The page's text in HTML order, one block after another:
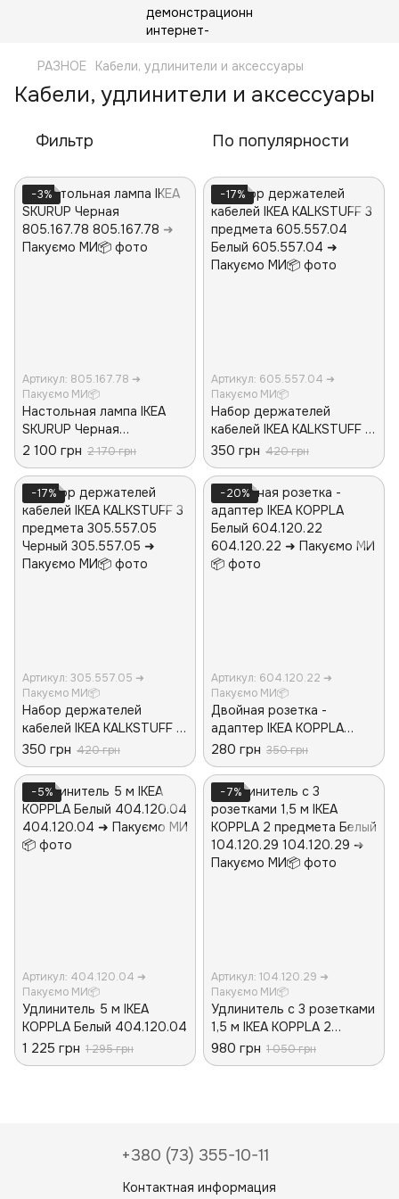
РАЗНОЕ Кабели, удлинители и аксессуары
Кабели, удлинители и аксессуары
Фильтр По популярности
−3%
Артикул: 805.167.78 ➜
Пакуємо МИ📦
Настольная лампа IKEA
SKURUP Черная
805.167.78
2 100 грн 2 170 грн
−17%
Артикул: 605.557.04 ➜
Пакуємо МИ📦
Набор держателей
кабелей IKEA KALKSTUFF 3
предмета 605.557.04
Белый
350 грн 420 грн
−17%
Артикул: 305.557.05 ➜
Пакуємо МИ📦
Набор держателей
кабелей IKEA KALKSTUFF 3
предмета 305.557.05
Черный
350 грн 420 грн
−20%
Артикул: 604.120.22 ➜
Пакуємо МИ📦
Двойная розетка -
адаптер IKEA KOPPLA
Белый 604.120.22
280 грн 350 грн
−5%
Артикул: 404.120.04 ➜
Пакуємо МИ📦
Удлинитель 5 м IKEA
KOPPLA Белый 404.120.04
1 225 грн 1 295 грн
−7%
Артикул: 104.120.29 ➜
Пакуємо МИ📦
Удлинитель с 3 розетками
1,5 м IKEA KOPPLA 2
предмета Белый
104.120.29
980 грн 1 050 грн
+380 (73) 355-10-11
Контактная информация